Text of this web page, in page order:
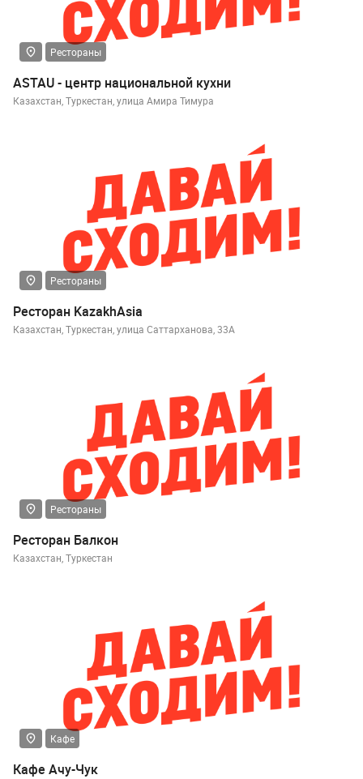
Рестораны
ASTAU - центр национальной кухни
Казахстан, Туркестан, улица Амира Тимура
Рестораны
Ресторан KazakhAsia
Казахстан, Туркестан, улица Саттарханова, 33А
Рестораны
Ресторан Балкон
Казахстан, Туркестан
Кафе
Кафе Ачу-Чук